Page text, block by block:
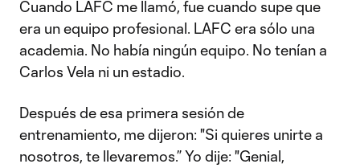
Cuando LAFC me llamó, fue cuando supe que
era un equipo profesional. LAFC era sólo una
academia. No había ningún equipo. No tenían a
Carlos Vela ni un estadio.
Después de esa primera sesión de
entrenamiento, me dijeron: "Si quieres unirte a
nosotros, te llevaremos.” Yo dije: "Genial,